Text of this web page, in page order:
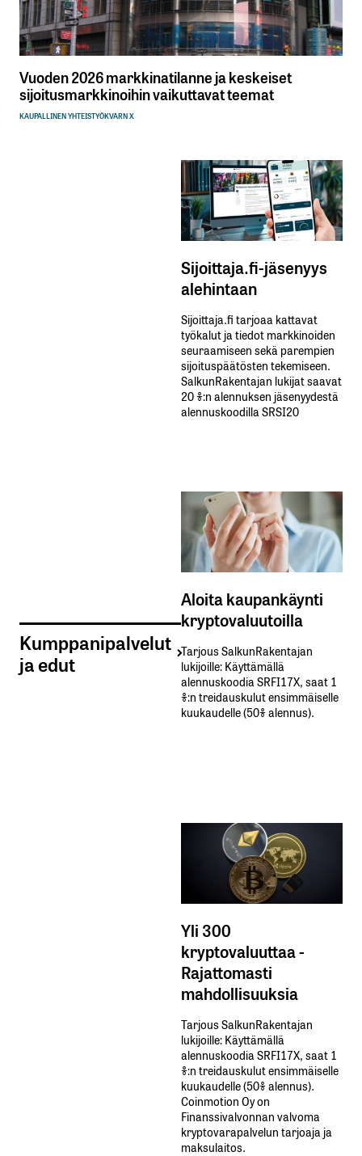
Vuoden 2026 markkinatilanne ja keskeiset
sijoitusmarkkinoihin vaikuttavat teemat
KAUPALLINEN YHTEISTYÖKVARN X
Kumppanipalvelut
ja edut
Sijoittaja.fi-jäsenyys
alehintaan
Sijoittaja.fi tarjoaa kattavat
työkalut ja tiedot markkinoiden
seuraamiseen sekä parempien
sijoituspäätösten tekemiseen.
SalkunRakentajan lukijat saavat
20 %:n alennuksen jäsenyydestä
alennuskoodilla SRSI20
Aloita kaupankäynti
kryptovaluutoilla
Tarjous SalkunRakentajan
lukijoille: Käyttämällä​ ​
alennuskoodia​ ​SRFI17X,​ ​saat​ ​1
%:n treidauskulut​ ​ensimmäiselle​ ​
kuukaudelle​ ​(50%​ ​alennus).
Yli 300
kryptovaluuttaa -
Rajattomasti
mahdollisuuksia
Tarjous SalkunRakentajan
lukijoille: Käyttämällä​ ​
alennuskoodia​ ​SRFI17X,​ ​saat​ ​1
%:n treidauskulut​ ​ensimmäiselle​ ​
kuukaudelle​ ​(50%​ ​alennus).
Coinmotion Oy on
Finanssivalvonnan valvoma
kryptovarapalvelun tarjoaja ja
maksulaitos.